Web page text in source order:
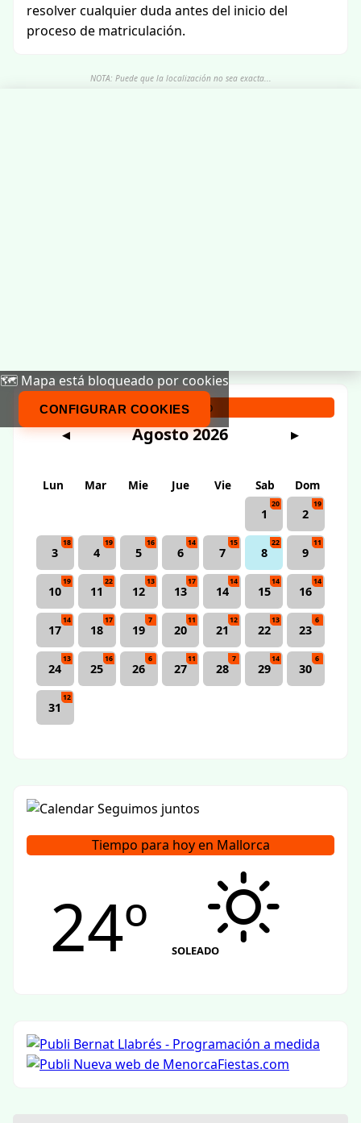
resolver cualquier duda antes del inicio del
proceso de matriculación.
NOTA: Puede que la localización no sea exacta...
🗺️ Mapa está bloqueado por cookies
CONFIGURAR COOKIES
Calendario
◀ Agosto 2026 ▶
Lun Mar Mie Jue Vie Sab
Dom
1
20
2
19
3
18
4
19
5
16
6
14
7
15
8
22
9
11
10
19
11
22
12
13
13
17
14
14
15
14
16
14
17
14
18
17
19
7
20
11
21
12
22
13
23
6
24
13
25
16
26
6
27
11
28
7
29
14
30
6
31
12
Tiempo para hoy en Mallorca
24º SOLEADO